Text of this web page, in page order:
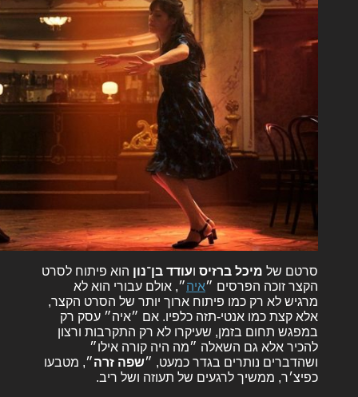
סרטם של מיכל ברזיס ועודד בן־נון הוא פיתוח לסרט
הקצר זוכה הפרסים ״איה״, אולם עבורי הוא לא
מרגיש לא רק כמו פיתוח ארוך יותר של הסרט הקצר,
אלא קצת כמו אנטי-תזה כלפיו. אם ״איה״ עסק רק
במפגש תחום בזמן, שעיקרו לא רק התקרבות ורצון
להכיר אלא גם השאלה ״מה היה קורה אילו״
ושהדברים נותרים בגדר כמעט, ״שפה זרה״, מטבעו
כפיצ׳ר, ממשיך לרגעים של תעוזה ושל ריב.